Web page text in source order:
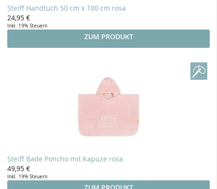
Steiff Handtuch 50 cm x 100 cm rosa
24,95 €
Inkl. 19% Steuern
ZUM PRODUKT
Steiff Bade Poncho mit Kapuze rosa
49,95 €
Inkl. 19% Steuern